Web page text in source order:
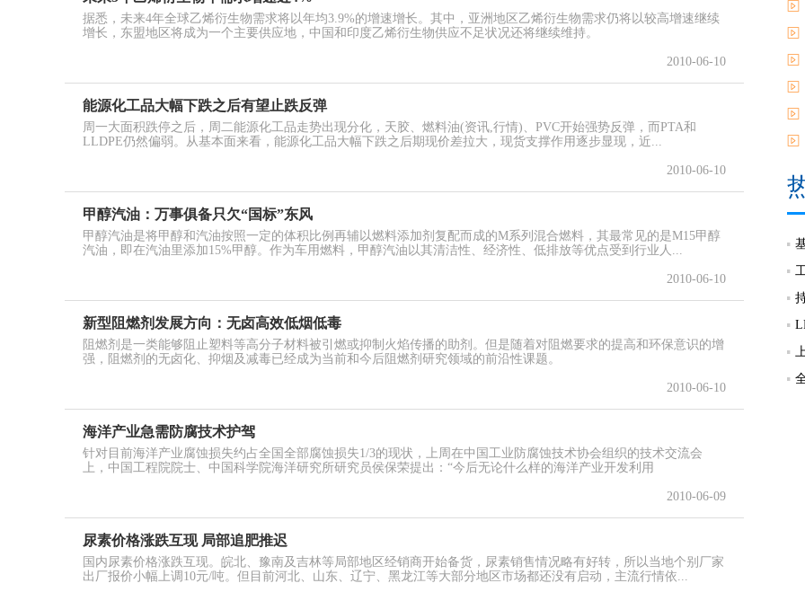
据悉，未来4年全球乙烯衍生物需求将以年均3.9%的增速增长。其中，亚洲地区乙烯衍生物需求仍将以较高增速继续
增长，东盟地区将成为一个主要供应地，中国和印度乙烯衍生物供应不足状况还将继续维持。
2010-06-10
能源化工品大幅下跌之后有望止跌反弹
周一大面积跌停之后，周二能源化工品走势出现分化，天胶、燃料油(资讯,行情)、PVC开始强势反弹，而PTA和
LLDPE仍然偏弱。从基本面来看，能源化工品大幅下跌之后期现价差拉大，现货支撑作用逐步显现，近...
2010-06-10
甲醇汽油：万事俱备只欠“国标”东风
甲醇汽油是将甲醇和汽油按照一定的体积比例再辅以燃料添加剂复配而成的M系列混合燃料，其最常见的是M15甲醇
汽油，即在汽油里添加15%甲醇。作为车用燃料，甲醇汽油以其清洁性、经济性、低排放等优点受到行业人...
2010-06-10
新型阻燃剂发展方向：无卤高效低烟低毒
阻燃剂是一类能够阻止塑料等高分子材料被引燃或抑制火焰传播的助剂。但是随着对阻燃要求的提高和环保意识的增
强，阻燃剂的无卤化、抑烟及减毒已经成为当前和今后阻燃剂研究领域的前沿性课题。
2010-06-10
海洋产业急需防腐技术护驾
针对目前海洋产业腐蚀损失约占全国全部腐蚀损失1/3的现状，上周在中国工业防腐蚀技术协会组织的技术交流会
上，中国工程院院士、中国科学院海洋研究所研究员侯保荣提出：“今后无论什么样的海洋产业开发利用
2010-06-09
尿素价格涨跌互现 局部追肥推迟
国内尿素价格涨跌互现。皖北、豫南及吉林等局部地区经销商开始备货，尿素销售情况略有好转，所以当地个别厂家
出厂报价小幅上调10元/吨。但目前河北、山东、辽宁、黑龙江等大部分地区市场都还没有启动，主流行情依...